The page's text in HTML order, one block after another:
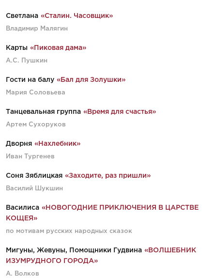
Светлана «Сталин. Часовщик»
Владимир Малягин
Карты «Пиковая дама»
А.С. Пушкин
Гости на балу «Бал для Золушки»
Мария Соловьева
Танцевальная группа «Время для счастья»
Артем Суxоруков
Дворня «Нахлебник»
Иван Тургенев
Соня Зяблицкая «Заходите, раз пришли»
Василий Шукшин
Василиса «НОВОГОДНИЕ ПРИКЛЮЧЕНИЯ В ЦАРСТВЕ
КОЩЕЯ»
по мотивам русских народных сказок
Мигуны, Жевуны, Помощники Гудвина «ВОЛШЕБНИК
ИЗУМРУДНОГО ГОРОДА»
А. Волков